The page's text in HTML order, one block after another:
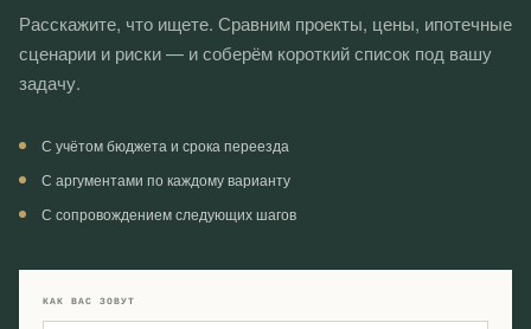
Расскажите, что ищете. Сравним проекты, цены, ипотечные
сценарии и риски — и соберём короткий список под вашу
задачу.
С учётом бюджета и срока переезда
С аргументами по каждому варианту
С сопровождением следующих шагов
КАК ВАС ЗОВУТ